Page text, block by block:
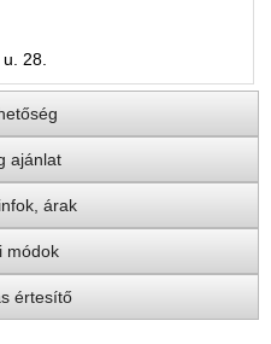
28.
ajánlat
árak
módok
értesítő